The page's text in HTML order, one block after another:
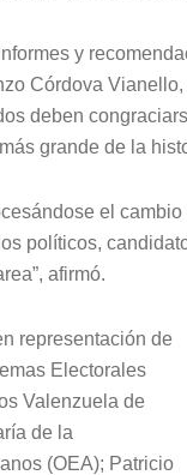
y
Córdova
deben
grande de la
el
políticos,
afirmó.
representación de
Electorales
Valenzuela de
de la
(OEA); Patricio